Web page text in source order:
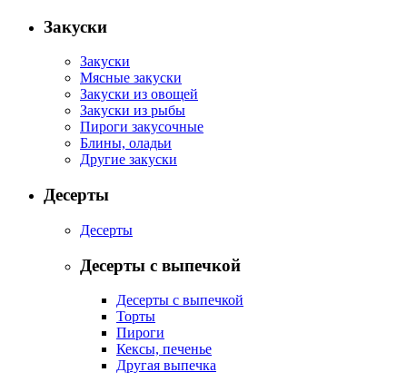
Закуски
Закуски
Мясные закуски
Закуски из овощей
Закуски из рыбы
Пироги закусочные
Блины, оладьи
Другие закуски
Десерты
Десерты
Десерты с выпечкой
Десерты с выпечкой
Торты
Пироги
Кексы, печенье
Другая выпечка